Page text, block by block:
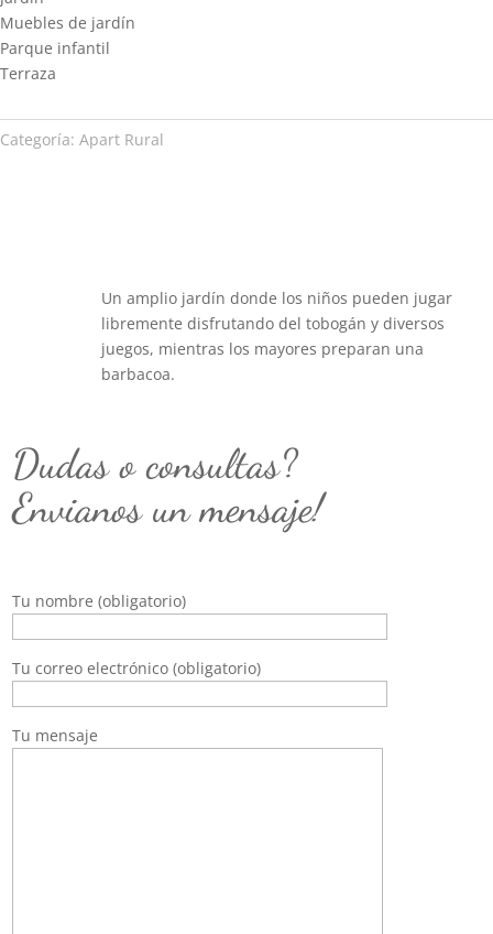
Muebles de jardín
Parque infantil
Terraza
Categoría: Apart Rural
Un amplio jardín donde los niños pueden jugar
libremente disfrutando del tobogán y diversos
juegos, mientras los mayores preparan una
barbacoa.
Dudas o consultas?
Envianos un mensaje!
Tu nombre (obligatorio)
Tu correo electrónico (obligatorio)
Tu mensaje